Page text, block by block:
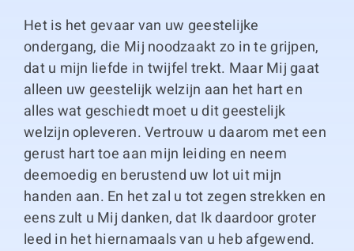
Het is het gevaar van uw geestelijke
ondergang, die Mij noodzaakt zo in te grijpen,
dat u mijn liefde in twijfel trekt. Maar Mij gaat
alleen uw geestelijk welzijn aan het hart en
alles wat geschiedt moet u dit geestelijk
welzijn opleveren. Vertrouw u daarom met een
gerust hart toe aan mijn leiding en neem
deemoedig en berustend uw lot uit mijn
handen aan. En het zal u tot zegen strekken en
eens zult u Mij danken, dat Ik daardoor groter
leed in het hiernamaals van u heb afgewend.